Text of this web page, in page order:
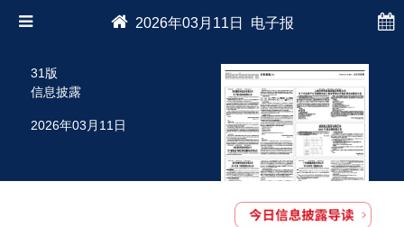
2026年03月11日 电子报
31版
信息披露
2026年03月11日